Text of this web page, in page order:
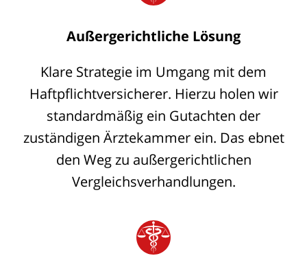
Außergerichtliche Lösung
Klare Strategie im Umgang mit dem
Haftpflichtversicherer. Hierzu holen wir
standardmäßig ein Gutachten der
zuständigen Ärztekammer ein. Das ebnet
den Weg zu außergerichtlichen
Vergleichsverhandlungen.